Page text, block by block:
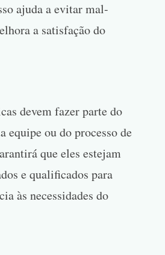
ajuda a evitar mal-
a satisfação do
devem fazer parte do
equipe ou do processo de
que eles estejam
e qualificados para
às necessidades do